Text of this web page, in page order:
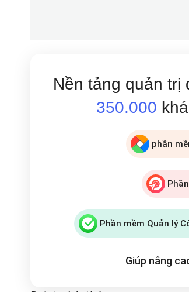
Nền tảng quản trị
350.000
phần
Phần mềm Quản lý
Giúp nâng